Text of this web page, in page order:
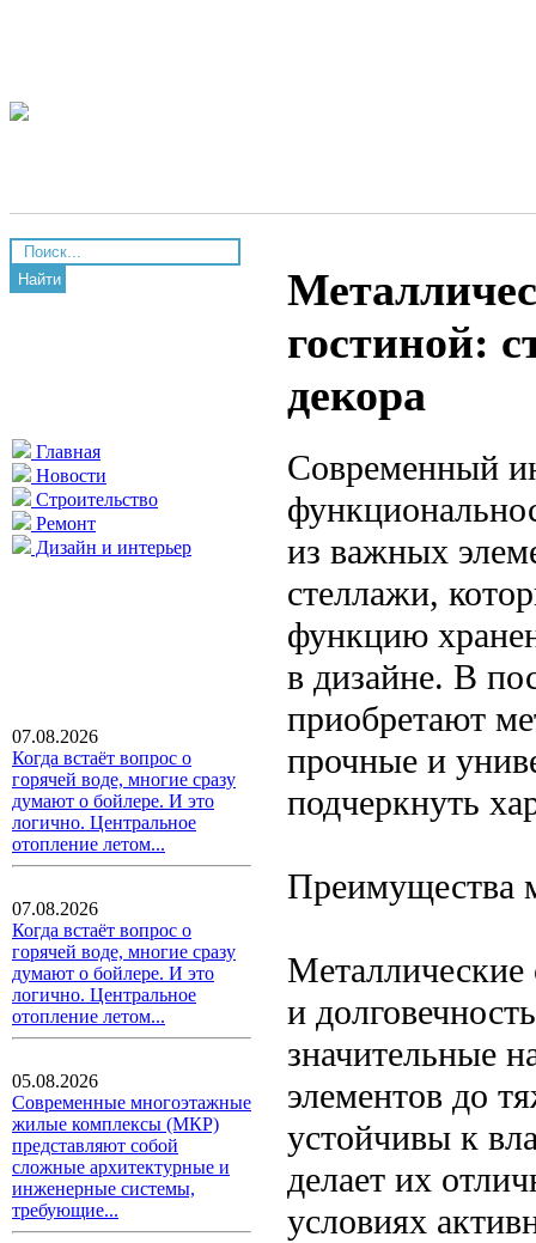
Найти
Главная
Новости
Строительство
Ремонт
Дизайн и интерьер
07.08.2026
Когда встаёт вопрос о
горячей воде, многие сразу
думают о бойлере. И это
логично. Центральное
отопление летом...
07.08.2026
Когда встаёт вопрос о
горячей воде, многие сразу
думают о бойлере. И это
логично. Центральное
отопление летом...
05.08.2026
Современные многоэтажные
жилые комплексы (МКР)
представляют собой
сложные архитектурные и
инженерные системы,
требующие...
гостиной:
декора
Современный
из важных
стеллажи,
функцию
в дизайне. В
приобретают
прочные и
подчеркнуть
Преимущества
Металлические
и
значительные
элементов до
устойчивы к
делает их
условиях